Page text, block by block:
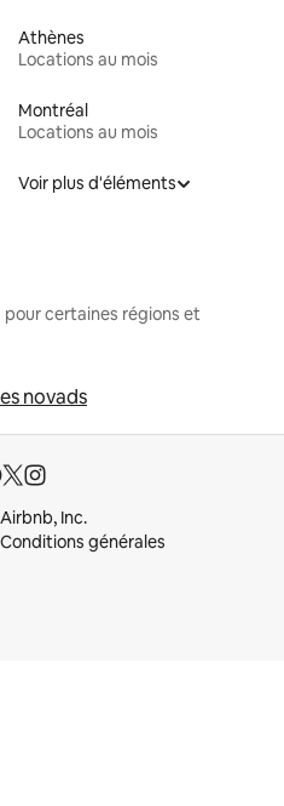
Athènes
Locations au mois
Montréal
Locations au mois
Voir plus d'éléments
pour certaines régions et
novads
Inc.
Conditions générales